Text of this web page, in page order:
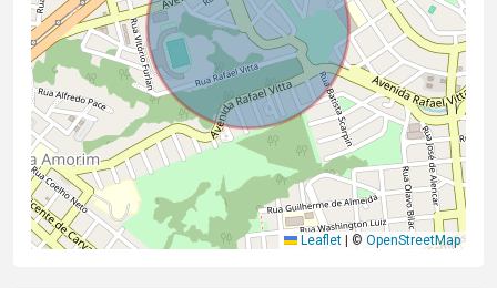
Leaflet © OpenStreetMap